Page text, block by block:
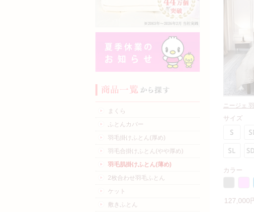
ニージェ
サイズ
カラー
127,000
まくら
ふとんカバー
羽毛掛けふとん(厚め)
羽毛合掛けふとん(やや厚め)
羽毛肌掛けふとん(薄め)
2枚合わせ羽毛ふとん
ケット
敷きふとん